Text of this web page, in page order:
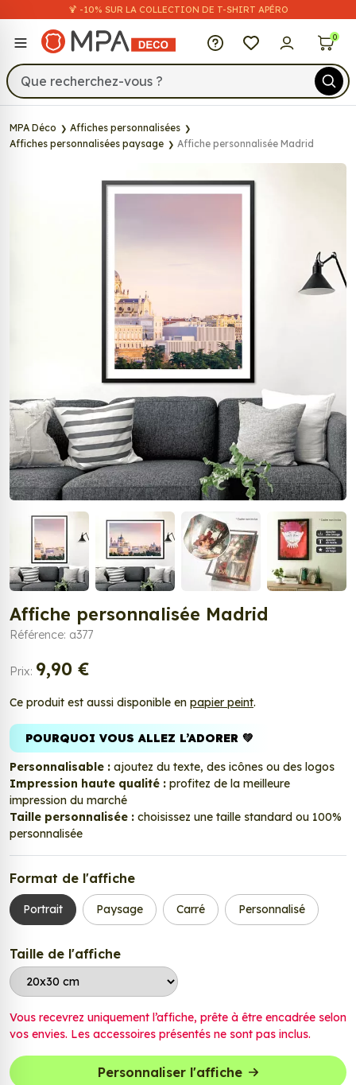
🍹 -10% SUR LA COLLECTION DE T-SHIRT APÉRO
MPA Déco 0
MPA Déco
Affiches personnalisées
Affiches personnalisées paysage
Affiche personnalisée Madrid
Affiche personnalisée Madrid
Référence: a377
Prix: 9,90 €
Ce produit est aussi disponible en papier peint.
POURQUOI VOUS ALLEZ L’ADORER 💚
Personnalisable : ajoutez du texte, des icônes ou des logos
Impression haute qualité : profitez de la meilleure
impression du marché
Taille personnalisée : choisissez une taille standard ou 100%
personnalisée
Format de l'affiche
Portrait Paysage Carré Personnalisé
Taille de l'affiche
Vous recevrez uniquement l’affiche, prête à être encadrée selon
vos envies. Les accessoires présentés ne sont pas inclus.
Personnaliser l'affiche